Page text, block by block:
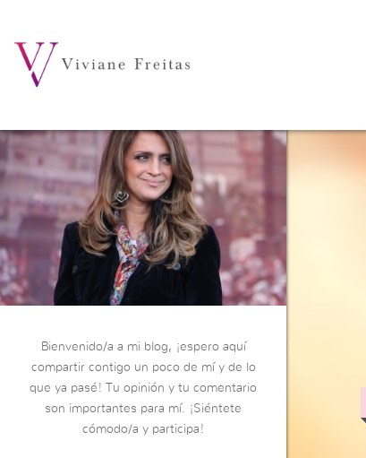
Bienvenido/a a mi blog, ¡espero aquí
compartir contigo un poco de mí y de lo
que ya pasé! Tu opinión y tu comentario
son importantes para mí. ¡Siéntete
cómodo/a y participa!